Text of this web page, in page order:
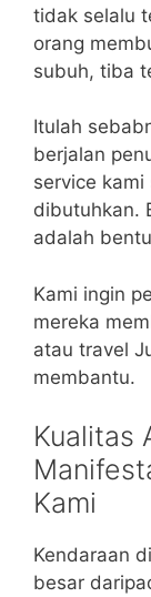
tidak selalu
orang
subuh, tiba
Itulah
berjalan
service kami
dibutuhkan.
adalah
Kami ingin
mereka
atau travel
membantu.
Kualitas
Kami
Kendaraan
besar